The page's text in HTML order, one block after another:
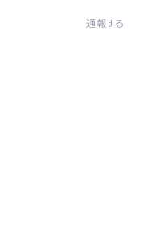
通報する